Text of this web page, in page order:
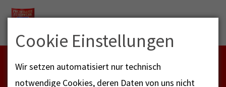
Menu
FEUERWEHR NOTFALL-RETTUNGSDIENST
Cookie Einstellungen
Wir setzen automatisiert nur technisch
notwendige Cookies, deren Daten von uns nicht